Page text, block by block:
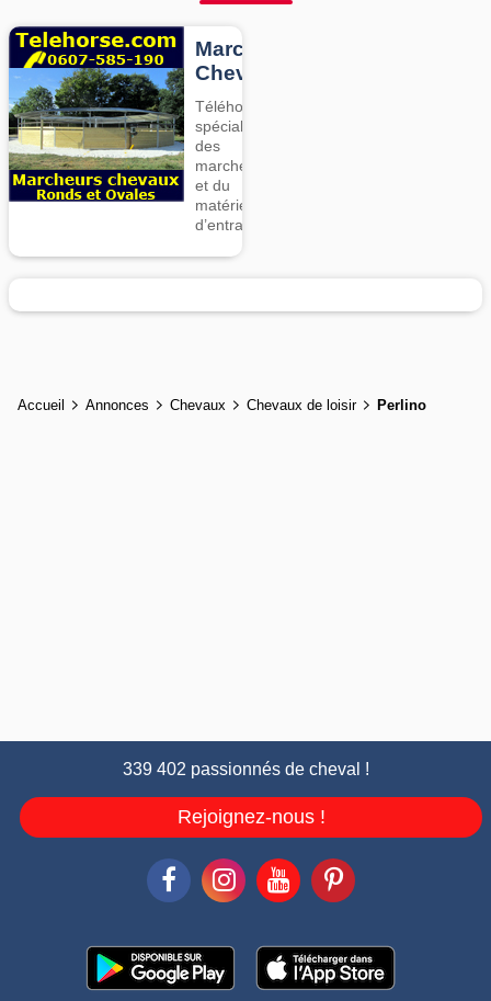
Marcheurs
Chevaux
Téléhorse,
spécialiste
des
marcheurs
et du
matériel
d’entrainement
Accueil Annonces Chevaux Chevaux de loisir Perlino
339 402 passionnés de cheval !
Rejoignez-nous !